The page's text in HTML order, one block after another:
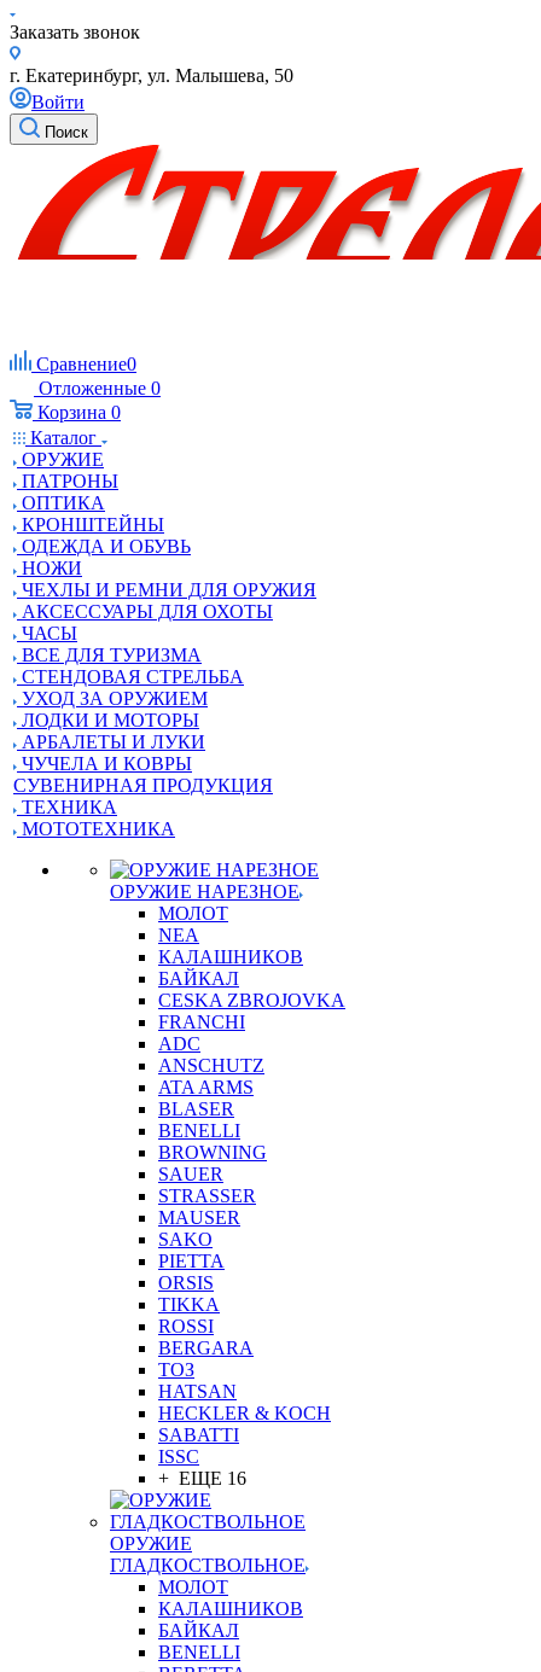
Заказать звонок
г. Екатеринбург, ул. Малышева, 50
Войти
Поиск
Сравнение0
Отложенные 0
Корзина 0
Каталог
ОРУЖИЕ
ПАТРОНЫ
ОПТИКА
КРОНШТЕЙНЫ
ОДЕЖДА И ОБУВЬ
НОЖИ
ЧЕХЛЫ И РЕМНИ ДЛЯ ОРУЖИЯ
АКСЕССУАРЫ ДЛЯ ОХОТЫ
ЧАСЫ
ВСЕ ДЛЯ ТУРИЗМА
СТЕНДОВАЯ СТРЕЛЬБА
УХОД ЗА ОРУЖИЕМ
ЛОДКИ И МОТОРЫ
АРБАЛЕТЫ И ЛУКИ
ЧУЧЕЛА И КОВРЫ
СУВЕНИРНАЯ ПРОДУКЦИЯ
ТЕХНИКА
МОТОТЕХНИКА
ОРУЖИЕ НАРЕЗНОЕ
МОЛОТ
NEA
КАЛАШНИКОВ
БАЙКАЛ
CESKA ZBROJOVKA
FRANCHI
ADC
ANSCHUTZ
ATA ARMS
BLASER
BENELLI
BROWNING
SAUER
STRASSER
MAUSER
SAKO
PIETTA
ORSIS
TIKKA
ROSSI
BERGARA
ТОЗ
HATSAN
HECKLER & KOCH
SABATTI
ISSC
+ ЕЩЕ 16
ОРУЖИЕ
ГЛАДКОСТВОЛЬНОЕ
МОЛОТ
КАЛАШНИКОВ
БАЙКАЛ
BENELLI